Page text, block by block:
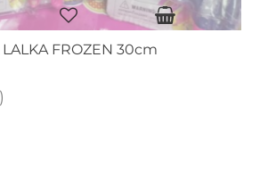
FROZEN 30cm